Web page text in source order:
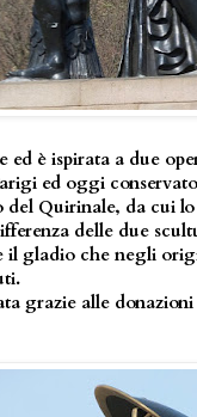
ed è ispirata a due
ed oggi
Quirinale, da cui
delle due
il gladio che negli
grazie alle